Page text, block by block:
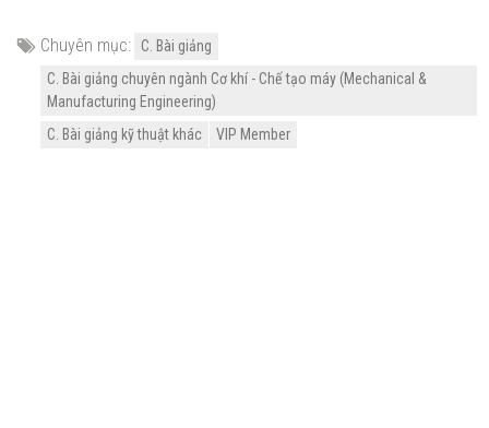
Chuyên mục:
C. Bài giảng
C. Bài giảng chuyên ngành Cơ khí - Chế tạo máy (Mechanical &
Manufacturing Engineering)
C. Bài giảng kỹ thuật khác
VIP Member